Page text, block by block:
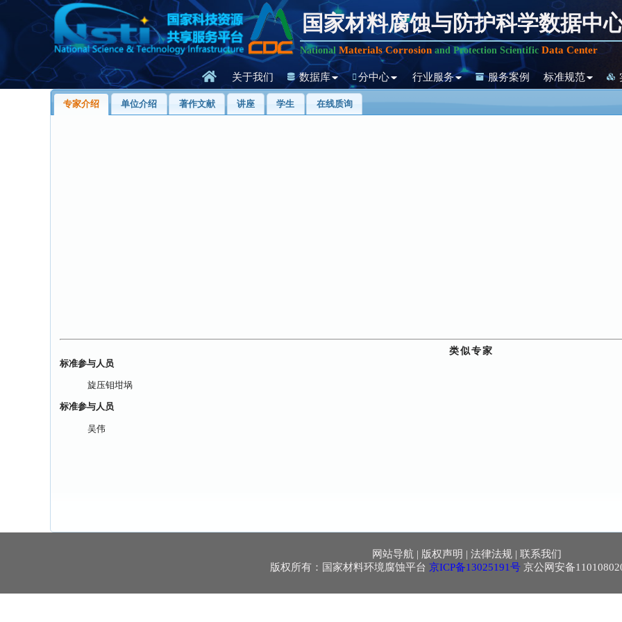
国家材料腐蚀与防护科学数据中
National Materials Corrosionand Protection Scientific Data Center
关于我们 数据库 分中心 行业服务 服务案例 标准规范
专家介绍 单位介绍 著作文献 讲座 学生 在线质询
类似专家
标准参与人员
旋压钼坩埚
标准参与人员
吴伟
网站导航 | 版权声明 | 法律法规| 联系我们
版权所有：国家材料环境腐蚀平台 京ICP备13025191号京公网安备